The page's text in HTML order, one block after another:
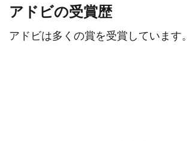
アドビの受賞歴
アドビは多くの賞を受賞しています。